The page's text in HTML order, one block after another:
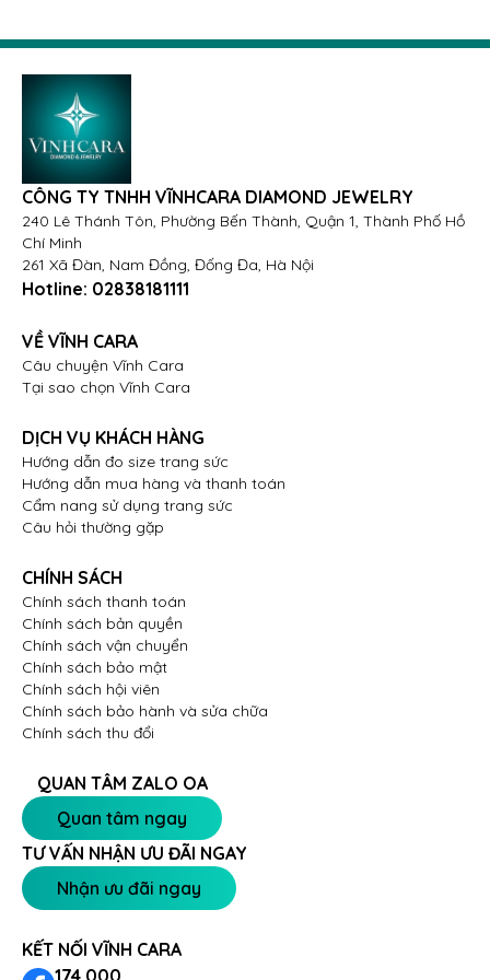
Hãy để sự tinh xảo hơn, đẳng cấp hơn của bông tai
Kim cương Vàng hồng 14K BN-0357 tỏa sáng cùng
bạn! Sở hữu ngay tại Vĩnh Cara để thêm phần rạng
rỡ và cuốn hút trong mọi khoảnh khắc!
CÔNG TY TNHH VĨNHCARA DIAMOND JEWELRY
240 Lê Thánh Tôn, Phường Bến Thành, Quận 1, Thành Phố Hồ
Chí Minh
261 Xã Đàn, Nam Đồng, Đống Đa, Hà Nội
Hotline: 02838181111
VỀ VĨNH CARA
Câu chuyện Vĩnh Cara
Tại sao chọn Vĩnh Cara
DỊCH VỤ KHÁCH HÀNG
Hướng dẫn đo size trang sức
Hướng dẫn mua hàng và thanh toán
Cẩm nang sử dụng trang sức
Câu hỏi thường gặp
CHÍNH SÁCH
Chính sách thanh toán
Chính sách bản quyền
Chính sách vận chuyển
Chính sách bảo mật
Chính sách hội viên
Chính sách bảo hành và sửa chữa
Chính sách thu đổi
QUAN TÂM ZALO OA
Quan tâm ngay
TƯ VẤN NHẬN ƯU ĐÃI NGAY
Nhận ưu đãi ngay
KẾT NỐI VĨNH CARA